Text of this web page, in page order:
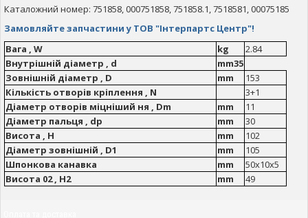
Каталожний номер: 751858, 000751858, 751858.1, 7518581, 00075185
Замовляйте запчастини у ТОВ "Інтерпартс Центр"!
Вага , W
kg
2.84
Внутрішній діаметр , d
mm35
Зовнішній діаметр , D
mm
153
Кількість отворів кріплення , N
3+1
Діаметр отворів міцніший ня , Dm
mm
11
Діаметр пальця , dp
mm
30
Висота , H
mm
102
Діаметр зовнішній , D1
mm
105
Шпонкова канавка
mm
50x10x5
Висота 02 , H2
mm 49